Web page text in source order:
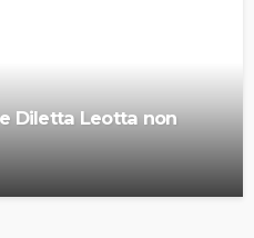
Diletta Leotta non